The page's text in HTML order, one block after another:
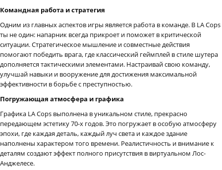
Командная работа и стратегия
Одним из главных аспектов игры является работа в команде. В LA Cops
ты не один: напарник всегда прикроет и поможет в критической
ситуации. Стратегическое мышление и совместные действия
помогают победить врага, где классический геймплей в стиле шутера
дополняется тактическими элементами. Настраивай свою команду,
улучшай навыки и вооружение для достижения максимальной
эффективности в борьбе с преступностью.
Погружающая атмосфера и графика
Графика LA Cops выполнена в уникальном стиле, прекрасно
передающем эстетику 70-х годов. Это погружает в особую атмосферу
эпохи, где каждая деталь, каждый луч света и каждое здание
наполнены характером того времени. Реалистичность и внимание к
деталям создают эффект полного присутствия в виртуальном Лос-
Анджелесе.